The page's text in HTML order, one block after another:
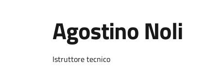
Agostino Noli
Dettagli della notizia
Istruttore tecnico